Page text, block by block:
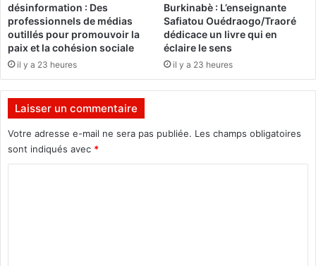
A
f
r
i
u
i
v
i
O
a
g
a
p
désinformation : Des
professionnels de médias
outillés pour promouvoir la
paix et la cohésion sociale
il y a 23 heures
Burkinabè : L’enseignante
Safiatou Ouédraogo/Traoré
dédicace un livre qui en
éclaire le sens
il y a 23 heures
Laisser un commentaire
Votre adresse e-mail ne sera pas publiée. Les champs obligatoires
sont indiqués avec *